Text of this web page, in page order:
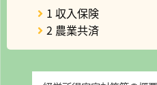
1 収入保険
2 農業共済